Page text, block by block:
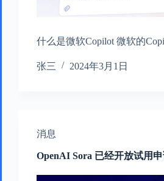
什么是微软Copilot 微软的
张三 2024年3月1日
消息
OpenAI Sora 已经开放试用